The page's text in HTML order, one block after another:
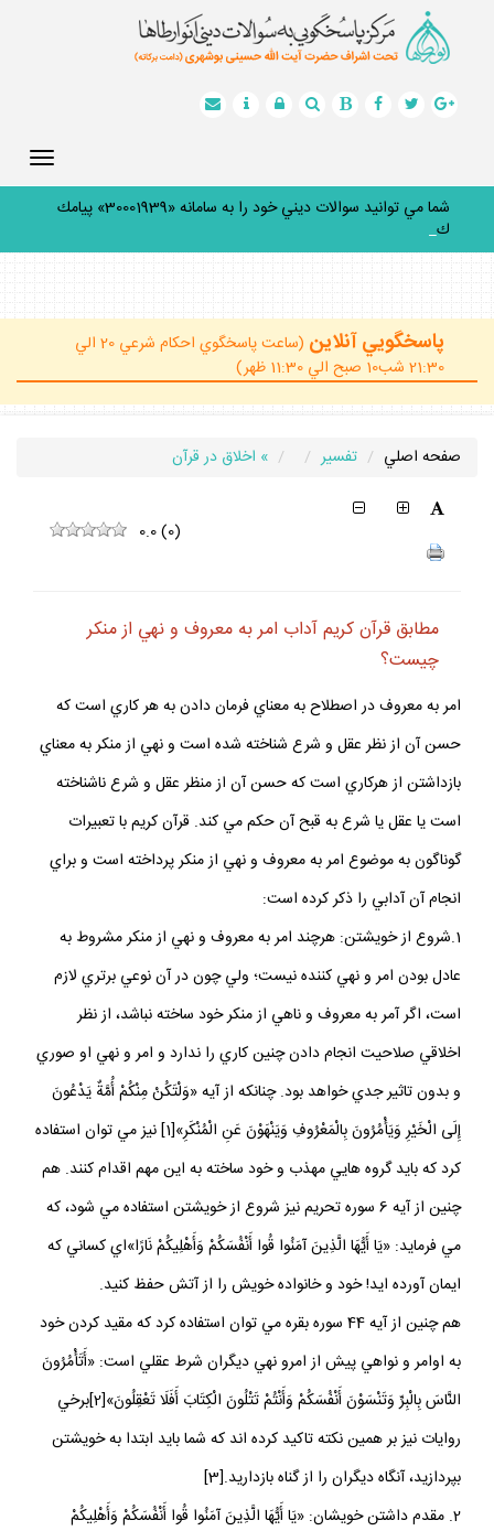
شما مي توانيد سوالات ديني خود را به سامانه «30001939» پيامك
كنيد.
پاسخگويي آنلاين
(ساعت پاسخگوي احكام شرعي 20 الي
21:30 شب10 صبح الي 11:30 ظهر)
صفحه اصلي تفسير » اخلاق در قرآن
0.0(0)
مطابق قرآن كريم آداب امر به معروف و نهي از منكر
چيست؟
امر به معروف در اصطلاح به معناي فرمان دادن به هر كاري است كه
حسن آن از نظر عقل و شرع شناخته شده است و نهي از منكر به معناي
بازداشتن از هركاري است كه حسن آن از منظر عقل و شرع ناشناخته
است يا عقل يا شرع به قبح آن حكم مي كند. قرآن كريم با تعبيرات
گوناگون به موضوع امر به معروف و نهي از منكر پرداخته است و براي
انجام آن آدابي را ذكر كرده است:
1.شروع از خويشتن: هرچند امر به معروف و نهي از منكر مشروط به
عادل بودن امر و نهي كننده نيست؛ ولي چون در آن نوعي برتري لازم
است، اگر آمر به معروف و ناهي از منكر خود ساخته نباشد، از نظر
اخلاقي صلاحيت انجام دادن چنين كاري را ندارد و امر و نهي او صوري
و بدون تاثير جدي خواهد بود. چنانكه از آيه «وَلْتَكُنْ مِنْكُمْ أُمَّةٌ يَدْعُونَ
إِلَى الْخَيْرِ وَيَأْمُرُونَ بِالْمَعْرُوفِ وَيَنْهَوْنَ عَنِ الْمُنْكَرِ»[1] نيز مي توان استفاده
كرد كه بايد گروه هايي مهذب و خود ساخته به اين مهم اقدام كنند. هم
چنين از آيه 6 سوره تحريم نيز شروع از خويشتن استفاده مي شود، كه
مي فرمايد: «يَا أَيُّهَا الَّذِينَ آمَنُوا قُوا أَنْفُسَكُمْ وَأَهْلِيكُمْ نَارًا»اي كساني كه
ايمان آورده‏ ايد! خود و خانواده خويش را از آتش حفظ كنيد.
هم چنين از آيه 44 سوره بقره مي توان استفاده كرد كه مقيد كردن خود
به اوامر و نواهي پيش از امرو نهي ديگران شرط عقلي است: «أَتَأْمُرُونَ
النَّاسَ بِالْبِرِّ وَتَنْسَوْنَ أَنْفُسَكُمْ وَأَنْتُمْ تَتْلُونَ الْكِتَابَ أَفَلَا تَعْقِلُونَ»[2]برخي
روايات نيز بر همين نكته تاكيد كرده اند كه شما بايد ابتدا به خويشتن
بپردازيد، آنگاه ديگران را از گناه بازداريد.[3]
2. مقدم داشتن خويشان: «يَا أَيُّهَا الَّذِينَ آمَنُوا قُوا أَنْفُسَكُمْ وَأَهْلِيكُمْ